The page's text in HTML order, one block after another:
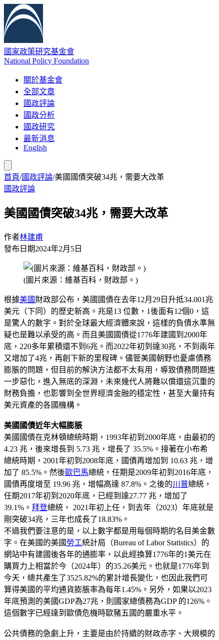
國家政策研究基金會
National Policy Foundation
關於基金會
全部文章
國政評論
國政分析
國政研究
最新消息
English
首頁/國政評論/美國國債突破34兆，需要大改革
國政評論
美國國債突破34兆，需要大改革
作者林建甫
發布日期2024年2月5日
(圖片來源：維基百科，財政部。)
根據美國 財政部公布，美國國債在去年12月29日升抵34.001兆
美元（下同）的歷史新高。兆是13 位數，1後面有12個0，這
是驚人的數字。對於全球最大經濟體來說，這樣的負債水準無
疑也是難以承受的高。而且美國國債從1776年建國到2000年
底，220多年累積還不到6兆。而2022年初到達30兆，不到兩年
又增加了4兆，再創下新的里程碑。儘管美國朝野也憂慮債務
膨脹的問題，但目前的解決方法都不太有用，導致債務問題進
一步惡化，進入無底的深淵，未來幾代人將難以償還這沉重的
財務負擔，也影響到全世界經濟金融的穩定性，甚至大量持有
美元資產的各國機構。
美國國債近年大幅膨脹
美國國債在克林頓總統時期，1993年初到2000年底，由最初的
4.23 兆，後來增長到 5.73 兆，增長了 35.5%。接著在小布希
總統時期，2001年初到2008年底，國債再增加到 10.63 兆，增
加了 85.5%。然後歐巴馬總統，任期是2009年初到2016年底，
國債再度增至 19.96 兆，增幅高達 87.8%。之後的川普總統，
任期2017年初到2020年底，已經到達27.77 兆，增加了
39.1%。 拜登總統， 2021年初上任，到去年（2023）年底就是
剛突破34兆，三年也成長了18.83%。
不過我們要注意的是，以上數字都是用每個時期的名目美金數
字。在美國的美國 勞工統計局（Bureau of Labor Statistics）的
網站中有建國後各年的通膨率，以此經換算1776年的1美元在
購買力上相當於今（2024年）的35.26美元。也就是1776年到
今天，總共產生了3525.82%的累計增長變化，也因此我們可
算得美國的平均通貨膨脹率為每年1.45%。另外，如果以2023
年底預測的美國GDP為27兆，則國家總債務為GDP 的126%。
這個數字已經達到歐債危機時歐豬五國的嚴重水平。
公共債務的急劇上升，主要是由於持續的財政赤字、大規模的